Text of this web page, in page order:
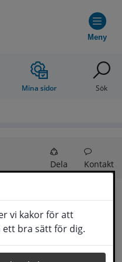
vi kakor för att
ett bra sätt för dig.
Meny
Mina sidor Sök
Dela Kontakt
kan det bli aktuellt